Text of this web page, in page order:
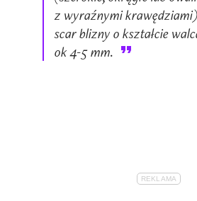
z wyraźnymi
scar blizny o kształcie
ok 4-5 mm.